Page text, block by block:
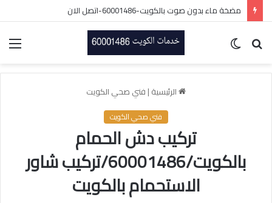
مضخة ماء بدون صوت بالكويت-60001486-اتصل الان
بحث
الرئيسية | فني صحي الكويت
فني صحي الكويت
تركيب دش الحمام
بالكويت/60001486/تركيب شاور
الاستحمام بالكويت